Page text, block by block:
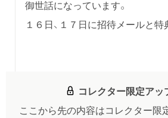
御世話になっています。
１６日、１７日に招待メールと特
コレクター限定アッ
ここから先の内容はコレクター限